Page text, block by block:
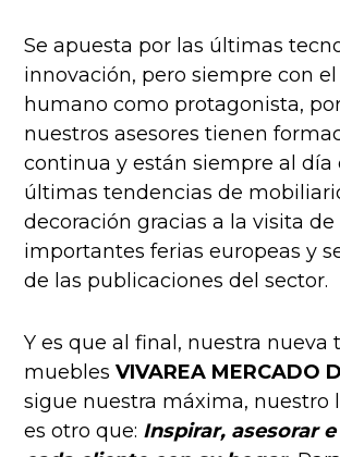
Se apuesta por las últimas
innovación, pero siempre con
humano como protagonista,
nuestros asesores tienen
continua y están siempre al día
últimas tendencias de
decoración gracias a la visita de
importantes ferias europeas y
de las publicaciones del sector.
Y es que al final, nuestra nueva
mueblesVIVAREA MERCADO
sigue nuestra máxima, nuestro
es otro que: Inspirar, asesorar